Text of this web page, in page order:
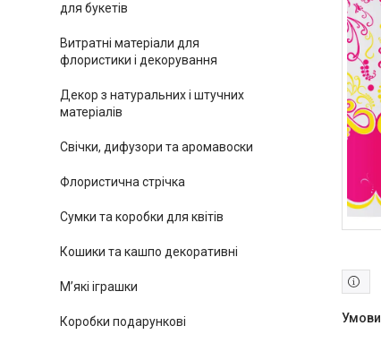
для букетів
Витратні матеріали для
флористики і декорування
Декор з натуральних і штучних
матеріалів
Свічки, дифузори та аромавоски
Флористична стрічка
Сумки та коробки для квітів
Кошики та кашпо декоративні
М’які іграшки
Коробки подарункові